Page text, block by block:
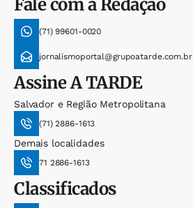
Fale com a Redação
(71) 99601-0020
jornalismoportal@grupoatarde.com.br
AssineA TARDE
Salvador e Região Metropolitana
(71) 2886-1613
Demais localidades
71 2886-1613
Classificados